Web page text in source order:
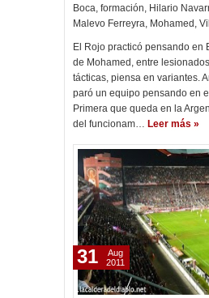
Boca, formación, Hilario
Malevo Ferreyra, Mohamed ,
El Rojo practicó pensando en
de Mohamed, entre
tácticas, piensa en variantes.
paró un equipo pensando en
Primera que queda en la
del funcionam… Leer más »
31
Aug
2011